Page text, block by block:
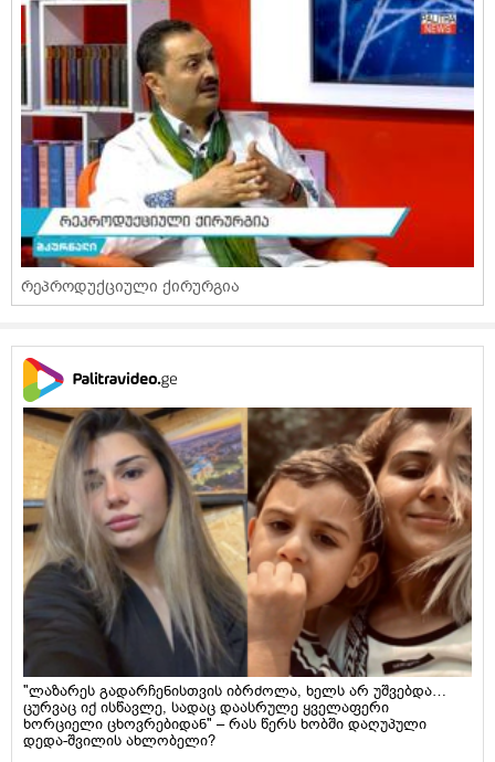
რეპროდუქციული ქირურგია
"ლაზარეს გადარჩენისთვის იბრძოლა, ხელს არ უშვებდა…
ცურვაც იქ ისწავლე, სადაც დაასრულე ყველაფერი
ხორციელი ცხოვრებიდან" – რას წერს ხობში დაღუპული
დედა-შვილის ახლობელი?